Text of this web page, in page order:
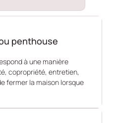
penthouse
à une manière
copropriété, entretien,
fermer la maison lorsque